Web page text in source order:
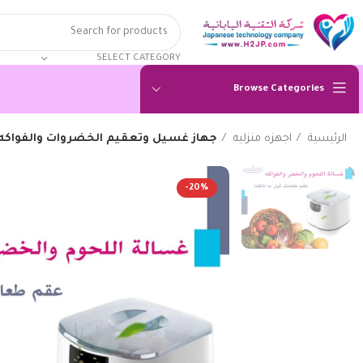
SELECT CATEGORY
Browse Categories
الرئيسية اجهزه منزليه جهاز غسيل وتعقيم الخضروات
-20%